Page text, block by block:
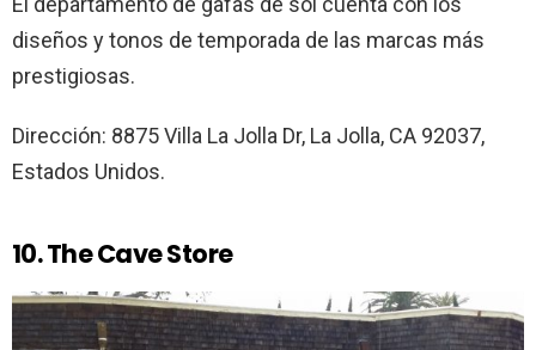
diseños y tonos de temporada de las marcas más
prestigiosas.
Dirección: 8875 Villa La Jolla Dr, La Jolla, CA 92037,
Estados Unidos.
10. The Cave Store